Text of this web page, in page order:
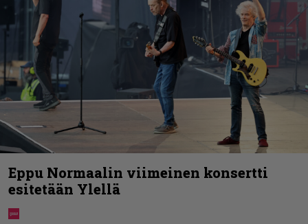
Eppu Normaalin viimeinen konsertti
esitetään Ylellä